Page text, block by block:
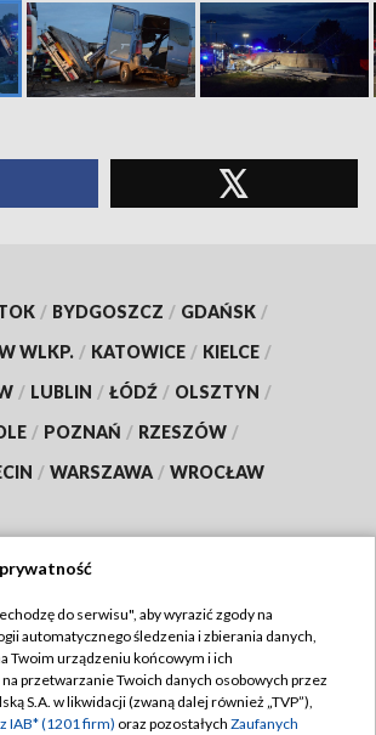
/ BYDGOSZCZ / GDAŃSK /
WLKP. / KATOWICE / KIELCE /
/ LUBLIN / ŁÓDŹ / OLSZTYN /
/ POZNAŃ / RZESZÓW /
/ WARSZAWA / WROCŁAW
TVP
Regulamin TVP
Polityka prywatności
do serwisu", aby wyrazić zgody na
automatycznego śledzenia i zbierania danych,
Twoim urządzeniu końcowym i ich
przetwarzanie Twoich danych osobowych przez
S.A. w likwidacji (zwaną dalej również „TVP”),
IAB* (1201 firm) oraz pozostałych Zaufanych